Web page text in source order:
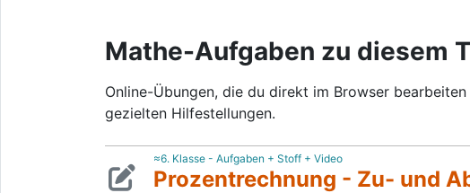
Mathe-Aufgaben zu diesem
Online-Übungen, die du direkt im Browser
gezielten Hilfestellungen.
≈6. Klasse - Aufgaben + Stoff + Video
Prozentrechnung - Zu- und